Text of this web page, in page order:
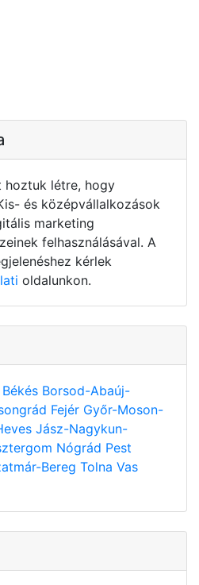
hoztuk létre, hogy
és középvállalkozások
marketing
felhasználásával. A
kérlek
oldalunkon.
Békés Borsod-Abaúj-
Fejér Győr-Moson-
Jász-Nagykun-
Nógrád Pest
Bereg Tolna Vas